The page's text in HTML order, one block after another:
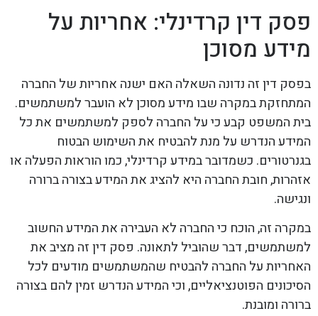
פסק דין קרדינלי: אחריות על
מידע מסוכן
בפסק דין זה נדונה השאלה האם ישנה אחריות של החברה
המתחזקת במקרה שבו מידע מסוכן לא הועבר למשתמשים.
בית המשפט קבע כי על החברה לספק למשתמשים את כל
המידע הנדרש על מנת להבטיח את השימוש הבטוח
בגנרטורים. כשמדובר במידע קרדינלי, כמו הוראות הפעלה או
אזהרות, חובת החברה היא להציג את המידע בצורה ברורה
ונגישה.
במקרה זה, הוכח כי החברה לא העבירה את המידע החשוב
למשתמשים, דבר שהוביל לתאונה. פסק דין זה מציב את
האחריות על החברה להבטיח שהמשתמשים מודעים לכל
הסיכונים הפוטנציאליים, וכי המידע הנדרש זמין להם בצורה
ברורה ומובנת.